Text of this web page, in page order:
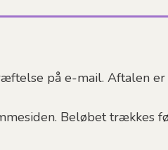
på e-mail. Aftalen
Beløbet trækkes